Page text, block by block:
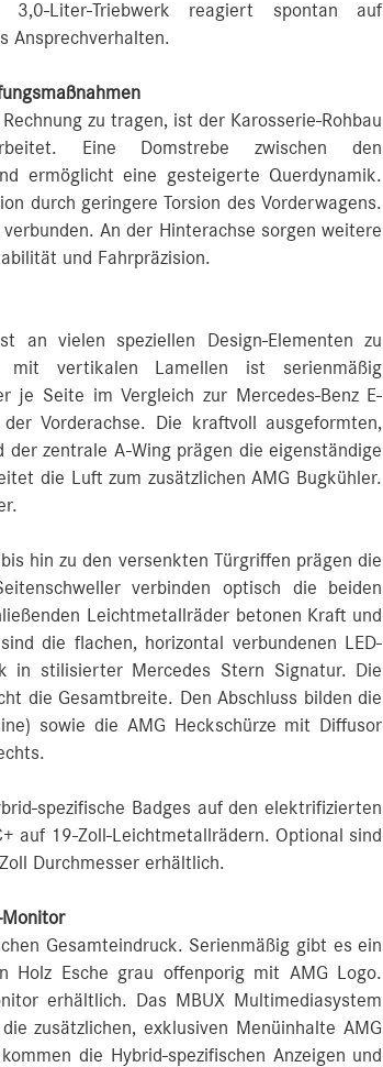
Liter-Triebwerk reagiert spontan auf
Ansprechverhalten.
zu tragen, ist der Karosserie-Rohbau
Eine Domstrebe zwischen den
ermöglicht eine gesteigerte Querdynamik.
durch geringere Torsion des Vorderwagens.
An der Hinterachse sorgen weitere
und Fahrpräzision.
an vielen speziellen Design-Elementen zu
mit vertikalen Lamellen ist serienmäßig
je Seite im Vergleich zur Mercedes-Benz E-
Vorderachse. Die kraftvoll ausgeformten,
zentrale A-Wing prägen die eigenständige
die Luft zum zusätzlichen AMG Bugkühler.
hin zu den versenkten Türgriffen prägen die
verbinden optisch die beiden
Leichtmetallräder betonen Kraft und
die flachen, horizontal verbundenen LED-
in stilisierter Mercedes Stern Signatur. Die
die Gesamtbreite. Den Abschluss bilden die
sowie die AMG Heckschürze mit Diffusor
spezifische Badges auf den elektrifizierten
auf 19-Zoll-Leichtmetallrädern. Optional sind
Durchmesser erhältlich.
Gesamteindruck. Serienmäßig gibt es ein
Holz Esche grau offenporig mit AMG Logo.
erhältlich. Das MBUX Multimediasystem
zusätzlichen, exklusiven Menüinhalte AMG
die Hybrid-spezifischen Anzeigen und